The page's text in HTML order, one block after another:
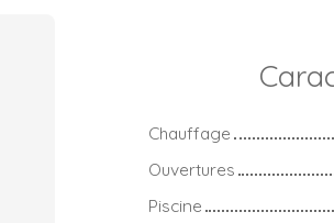
Chauffage
Ouvertures
Piscine